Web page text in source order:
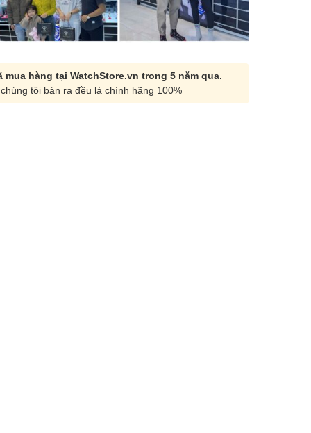
mua hàng tại WatchStore.vn trong 5 năm qua.
tôi bán ra đều là chính hãng 100%